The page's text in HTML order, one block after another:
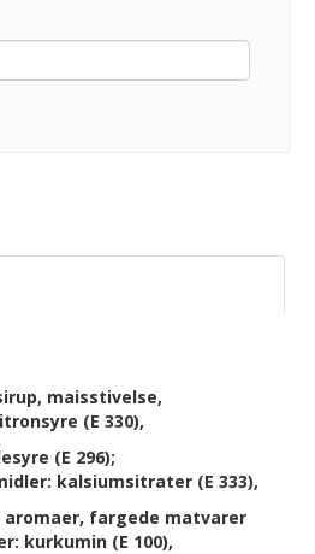
maisstivelse,
(E 330),
(E 296);
kalsiumsitrater (E 333),
aromaer, fargede matvarer
kurkumin (E 100),